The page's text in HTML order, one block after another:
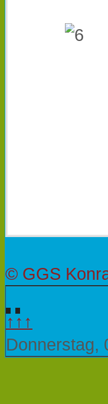
© GGS
↑↑↑
Donnerstag,